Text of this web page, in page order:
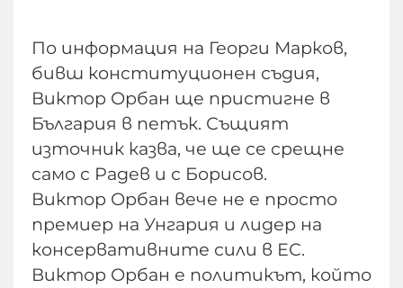
По информация на Георги Марков,
бивш конституционен съдия,
Виктор Орбан ще пристигне в
България в петък. Същият
източник казва, че ще се срещне
само с Радев и с Борисов.
Виктор Орбан вече не е просто
премиер на Унгария и лидер на
консервативните сили в ЕС.
Виктор Орбан е политикът, който